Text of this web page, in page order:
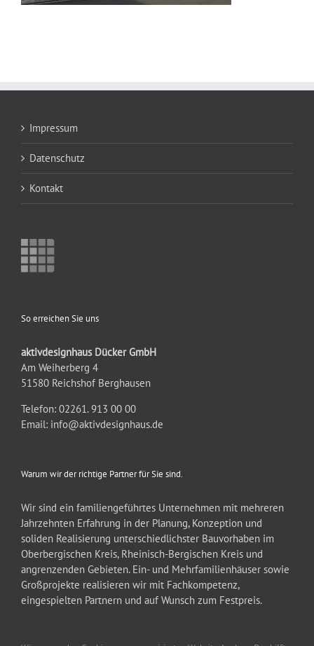
Impressum
Datenschutz
Kontakt
So erreichen Sie uns
aktivdesignhaus Dücker GmbH
Am Weiherberg 4
51580 Reichshof Berghausen
Telefon: 02261. 913 00 00
Email: info@aktivdesignhaus.de
Warum wir der richtige Partner für Sie sind.
Wir sind ein familiengeführtes Unternehmen mit mehreren
Jahrzehnten Erfahrung in der Planung, Konzeption und
soliden Realisierung unterschiedlichster Bauvorhaben im
Oberbergischen Kreis, Rheinisch-Bergischen Kreis und
angrenzenden Gebieten. Ein- und Mehrfamilienhäuser sowie
Großprojekte realisieren wir mit Fachkompetenz,
eingespielten Partnern und auf Wunsch zum Festpreis.